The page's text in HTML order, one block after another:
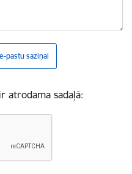
pastu saziņai
atrodama sadaļā: